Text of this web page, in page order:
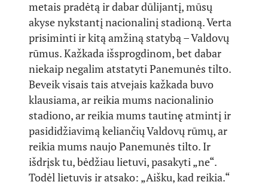
metais pradėtą ir dabar dūlijantį, mūsų
akyse nykstantį nacionalinį stadioną. Verta
prisiminti ir kitą amžiną statybą – Valdovų
rūmus. Kažkada išsprogdinom, bet dabar
niekaip negalim atstatyti Panemunės tilto.
Beveik visais tais atvejais kažkada buvo
klausiama, ar reikia mums nacionalinio
stadiono, ar reikia mums tautinę atmintį ir
pasididžiavimą keliančių Valdovų rūmų, ar
reikia mums naujo Panemunės tilto. Ir
išdrįsk tu, bėdžiau lietuvi, pasakyti „ne“.
Todėl lietuvis ir atsako: „Aišku, kad reikia.“